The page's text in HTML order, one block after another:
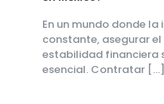
En un mundo donde
constante, asegurar
estabilidad financiera
esencial. Contratar […]